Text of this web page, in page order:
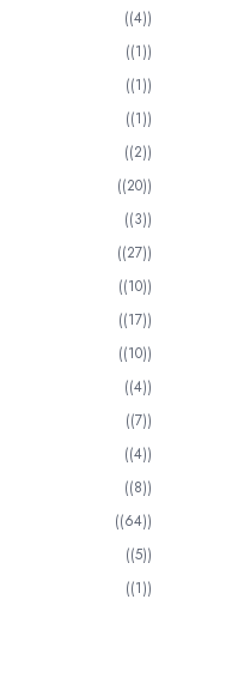
(4)
(1)
(1)
(1)
(2)
(20)
(3)
(27)
(10)
(17)
(10)
(4)
(7)
(4)
(8)
(64)
(5)
(1)